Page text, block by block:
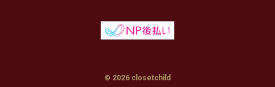
© 2026 closetchild